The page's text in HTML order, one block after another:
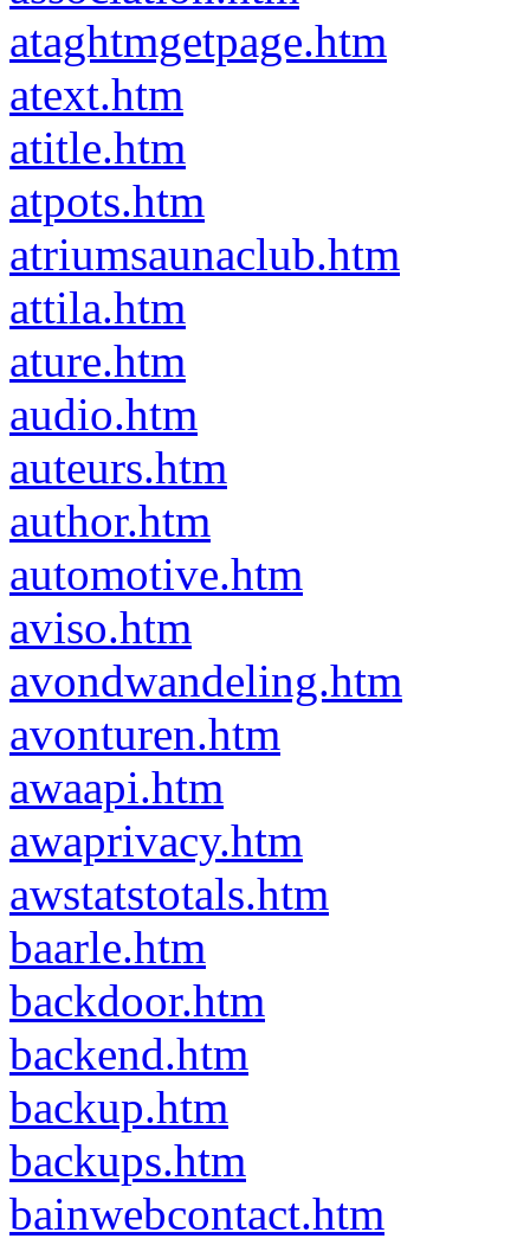
ataghtmgetpage.htm
atext.htm
atitle.htm
atpots.htm
atriumsaunaclub.htm
attila.htm
ature.htm
audio.htm
auteurs.htm
author.htm
automotive.htm
aviso.htm
avondwandeling.htm
avonturen.htm
awaapi.htm
awaprivacy.htm
awstatstotals.htm
baarle.htm
backdoor.htm
backend.htm
backup.htm
backups.htm
bainwebcontact.htm